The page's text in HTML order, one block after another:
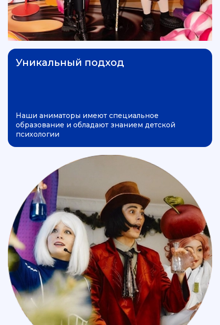
Уникальный подход
Наши аниматоры имеют специальное
образование и обладают знанием детской
психологии